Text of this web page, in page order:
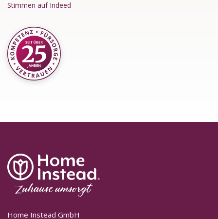
Stimmen auf Indeed
Home Instead GmbH